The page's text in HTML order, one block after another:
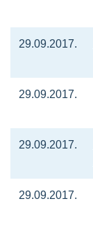
29.09.2017.
29.09.2017.
29.09.2017.
29.09.2017.